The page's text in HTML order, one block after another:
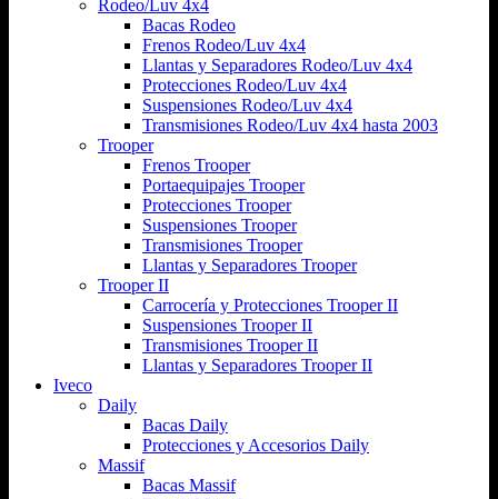
Rodeo/Luv 4x4
Bacas Rodeo
Frenos Rodeo/Luv 4x4
Llantas y Separadores Rodeo/Luv 4x4
Protecciones Rodeo/Luv 4x4
Suspensiones Rodeo/Luv 4x4
Transmisiones Rodeo/Luv 4x4 hasta 2003
Trooper
Frenos Trooper
Portaequipajes Trooper
Protecciones Trooper
Suspensiones Trooper
Transmisiones Trooper
Llantas y Separadores Trooper
Trooper II
Carrocería y Protecciones Trooper II
Suspensiones Trooper II
Transmisiones Trooper II
Llantas y Separadores Trooper II
Iveco
Daily
Bacas Daily
Protecciones y Accesorios Daily
Massif
Bacas Massif